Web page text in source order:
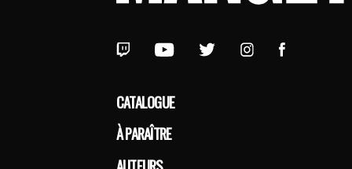
CATALOGUE
À PARAÎTRE